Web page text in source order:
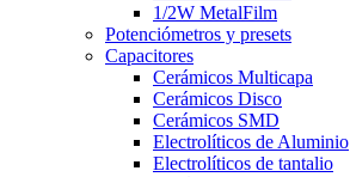
1/2W MetalFilm
Potenciómetros y presets
Capacitores
Cerámicos Multicapa
Cerámicos Disco
Cerámicos SMD
Electrolíticos de Aluminio
Electrolíticos de tantalio